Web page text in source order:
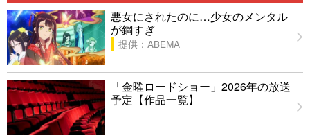
悪女にされたのに…少女のメンタル
が鋼すぎ
提供：ABEMA
「金曜ロードショー」2026年の放送
予定【作品一覧】